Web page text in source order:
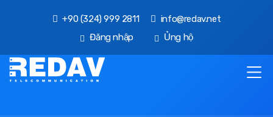
+90 (324) 999 2811
info@redav.net
Đăng nhập
Ủng hộ